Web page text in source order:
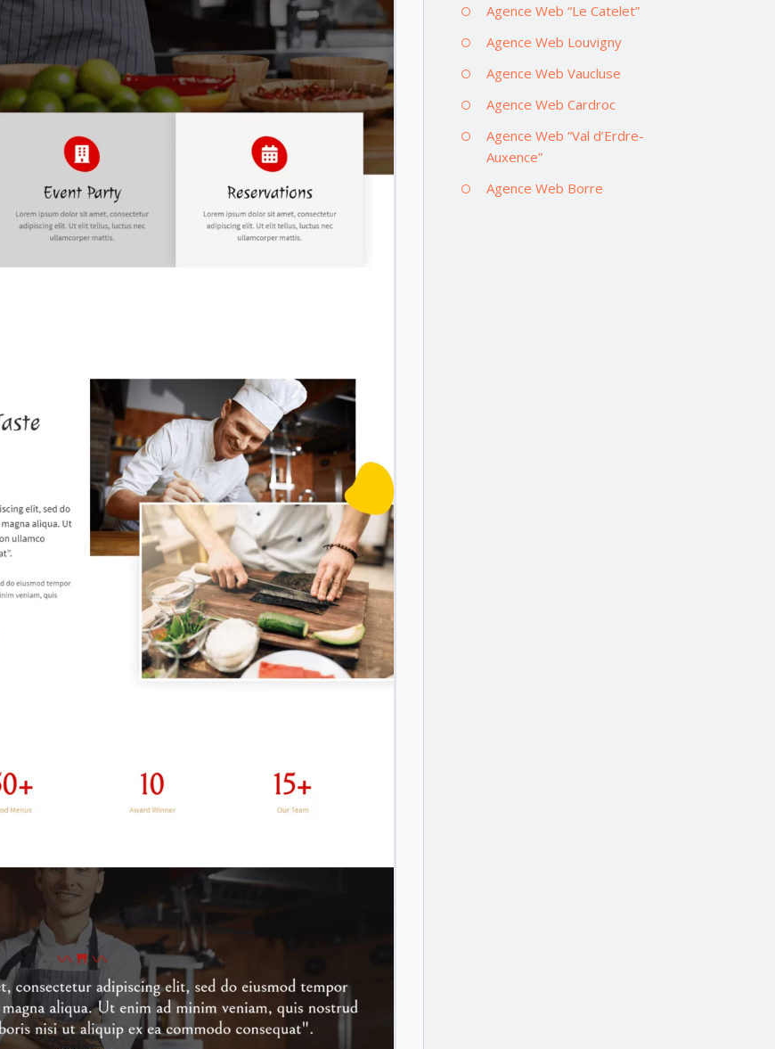
Agence Web “Le Catelet”
Agence Web Louvigny
Agence Web Vaucluse
Agence Web Cardroc
Agence Web “Val d’Erdre-
Auxence”
Agence Web Borre